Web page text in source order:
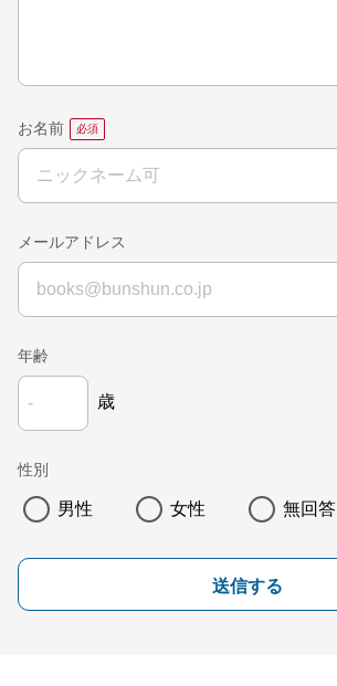
お名前
メールアドレス
年齢
歳
性別
男性 女性 無回答
送信する